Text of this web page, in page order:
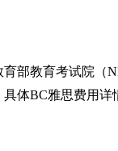
部教育考试院（
体BC雅思费用详